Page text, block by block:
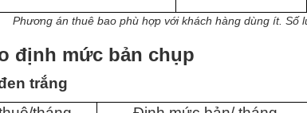
Phương án thuê bao phù hợp với khách hàng dùng ít. Số
định mức bản chụp
trắng